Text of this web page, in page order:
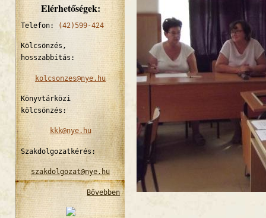
Elérhetőségek:
Telefon: (42)599-424
Kölcsönzés,
hosszabbítás:
kolcsonzes@nye.hu
Könyvtárközi
kölcsönzés:
kkk@nye.hu
Szakdolgozatkérés:
szakdolgozat@nye.hu
Bővebben